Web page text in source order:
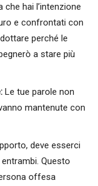
che hai l’intenzione
e confrontati con
perché le
a stare più
Le tue parole non
mantenute con
deve esserci
Questo
offesa